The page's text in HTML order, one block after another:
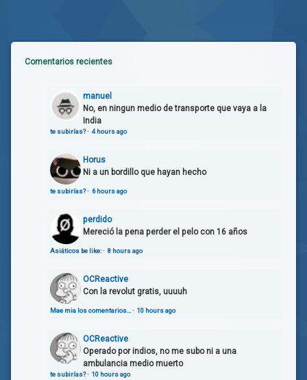
Comentarios recientes
manuel
No, en ningun medio de transporte que vaya a la
India
te subirías?· 4 hours ago
Horus
Ni a un bordillo que hayan hecho
te subirías?· 6 hours ago
perdido
Mereció la pena perder el pelo con 16 años
Asiáticos be like:· 8 hours ago
OCReactive
Con la revolut gratis, uuuuh
Mae mia los comentarios… · 10 hours ago
OCReactive
Operado por indios, no me subo ni a una
ambulancia medio muerto
te subirías?· 10 hours ago